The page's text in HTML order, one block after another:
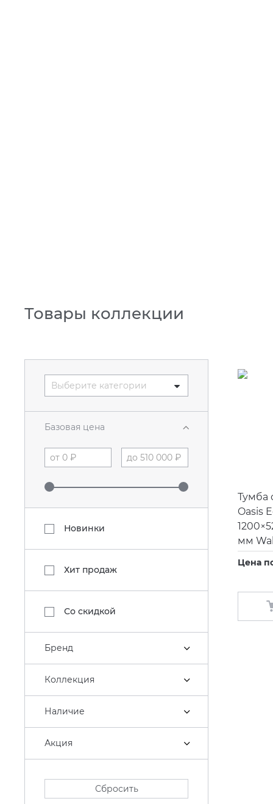
Товары коллекции
Выберите категории
Базовая цена
Новинки
Хит продаж
Со скидкой
Бренд
Коллекция
Наличие
Акция
Сбросить
Тумба
Oasis
мм
Цена